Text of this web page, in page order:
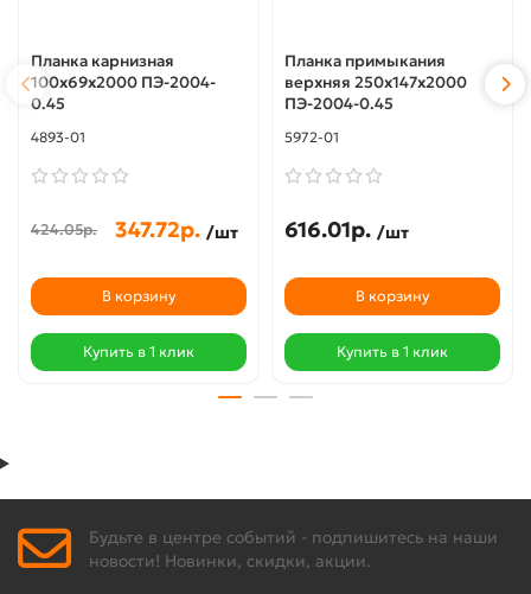
Планка карнизная
100х69х2000 ПЭ-2004-
0.45
4893-01
424.05р. 347.72р. /шт
В корзину
Купить в 1 клик
Планка примыкания
верхняя 250х147х2000
ПЭ-2004-0.45
5972-01
616.01р. /шт
В корзину
Купить в 1 клик
Будьте в центре событий - подпишитесь на наши
новости! Новинки, скидки, акции.